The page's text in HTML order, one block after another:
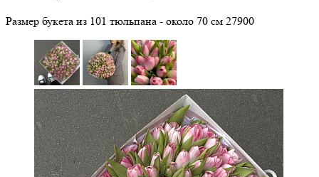
Размер букета из 101 тюльпана - около 70 см 27900